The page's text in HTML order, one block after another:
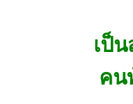
เป็
คน